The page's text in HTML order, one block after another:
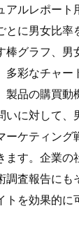
アルレポート
とに男女比率
棒グラフ、男
多彩なチャー
製品の購買動
いに対して、
ーケティング
ます。企業の
調査報告にも
を効果的に